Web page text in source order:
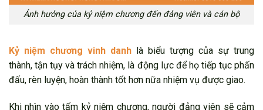
Ảnh hưởng của kỷ niệm chương đến đảng viên và cán bộ
Kỷ niệm chương vinh danh là biểu tượng của sự trung
thành, tận tụy và trách nhiệm, là động lực để họ tiếp tục phấn
đấu, rèn luyện, hoàn thành tốt hơn nữa nhiệm vụ được giao.
Khi nhìn vào tấm kỷ niệm chương, người đảng viên sẽ cảm